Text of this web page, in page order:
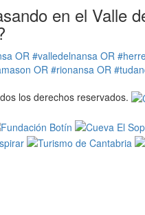
en el Valle
OR #valledelnansa OR
OR #rionansa OR
los derechos reservados.